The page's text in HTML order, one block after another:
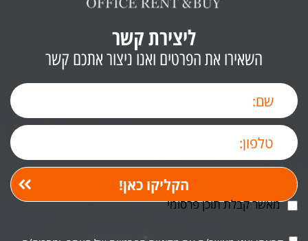
ליצירת קשר
השאירו את הפרטים ואנו ניצור אתכם קשר
מאשר קבלת תוכן פרסומי